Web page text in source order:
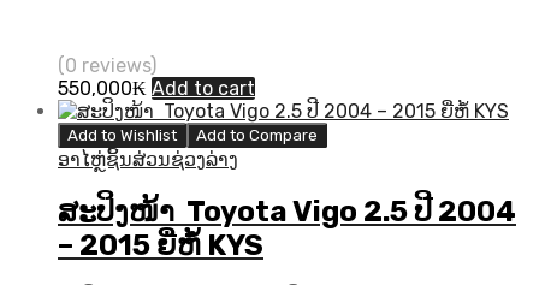
(0 reviews)
550,000₭ Add to cart
Add to Wishlist Add to Compare
ອາໄຫຼ່ຊິ້ນສ່ວນຊ່ວງລ່າງ
ສະປິງໜ້າ Toyota Vigo 2.5 ປີ 2004
– 2015 ຍີ່ຫໍ້ KYS